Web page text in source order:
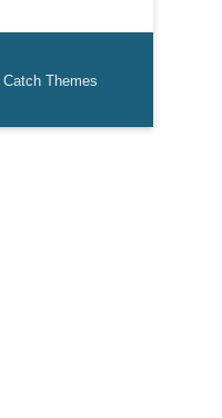
Catch Themes